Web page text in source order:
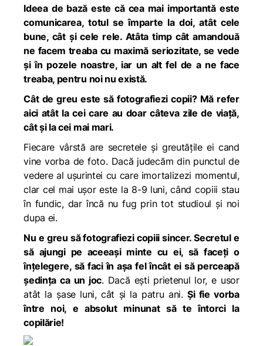
Ideea de bază este că cea mai importantă este
comunicarea, totul se împarte la doi, atât cele
bune, cât și cele rele. Atâta timp cât amandouă
ne facem treaba cu maximă seriozitate, se vede
și în pozele noastre, iar un alt fel de a ne face
treaba, pentru noi nu există.
Cât de greu este să fotografiezi copii? Mă refer
aici atât la cei care au doar câteva zile de viață,
cât și la cei mai mari.
Fiecare vârstă are secretele și greutățile ei cand
vine vorba de foto. Dacă judecăm din punctul de
vedere al ușurintei cu care imortalizezi momentul,
clar cel mai ușor este la 8-9 luni, când copiii stau
în fundic, dar încă nu fug prin tot studioul și noi
dupa ei.
Nu e greu să fotografiezi copiii sincer. Secretul e
să ajungi pe aceeași minte cu ei, să faceți o
înțelegere, să faci în așa fel încât ei să perceapă
ședința ca un joc. Dacă ești prietenul lor, e usor
atât la șase luni, cât și la patru ani.Și fie vorba
între noi, e absolut minunat să te întorci la
copilărie!